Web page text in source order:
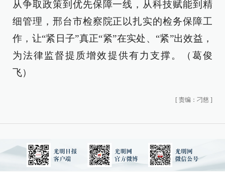
从争取政策到优先保障一线，从科技赋能到精
细管理，邢台市检察院正以扎实的检务保障工
作，让“紧日子”真正“紧”在实处、“紧”出效益，
为法律监督提质增效提供有力支撑。（葛俊
飞）
[ 责编：刁慈 ]